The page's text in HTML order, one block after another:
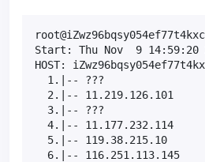
Start: Thu Nov  9 14:59:20
HOST:
1.|-- ???
2.|-- 11.219.126.101
3.|-- ???
4.|-- 11.177.232.114
5.|-- 119.38.215.10
6.|-- 116.251.113.145